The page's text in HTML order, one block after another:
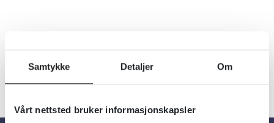
Samtykke Detaljer Om
Vårt nettsted bruker informasjonskapsler
« 1 42 43 45